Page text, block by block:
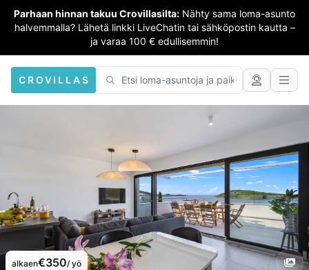
Parhaan hinnan takuu Crovillasilta: Nähty sama loma-asunto
halvemmalla? Lähetä linkki LiveChatin tai sähköpostin kautta –
ja varaa 100 € edullisemmin!
CROVILLAS
alkaen€350/ yö